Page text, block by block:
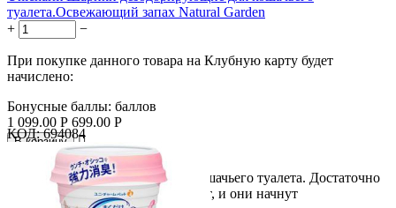
туалета.Освежающий запах Natural Garden
+
−
При покупке данного товара на Клубную карту будет
начислено:
Бонусные баллы: баллов
1 099.00 Р 699.00 Р
В корзину

Дезодорирующие шарики для кошачьего туалета. Достаточно
просто насыпать шарики в туалет, и они начнут
КОД: 694084